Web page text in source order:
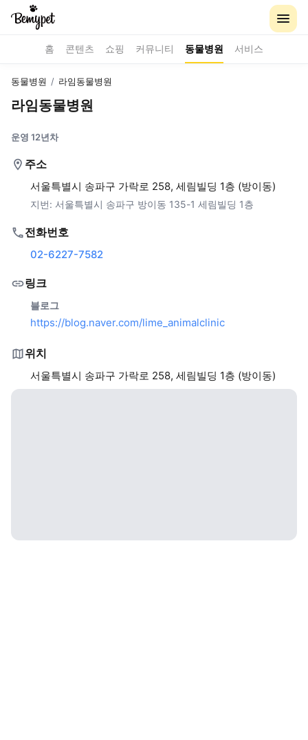
홈 콘텐츠 쇼핑 커뮤니티 동물병원 서비스
동물병원 / 라임동물병원
라임동물병원
운영 12년차
주소
서울특별시 송파구 가락로 258, 세림빌딩 1층 (방이동)
지번: 서울특별시 송파구 방이동 135-1 세림빌딩 1층
전화번호
02-6227-7582
링크
블로그
https://blog.naver.com/lime_animalclinic
위치
서울특별시 송파구 가락로 258, 세림빌딩 1층 (방이동)